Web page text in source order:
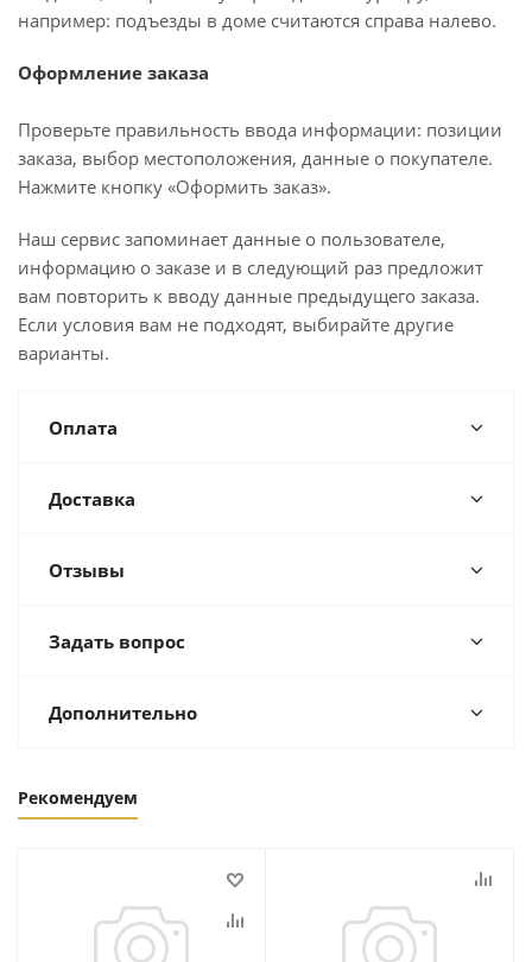
например: подъезды в доме считаются справа налево.
Оформление заказа
Проверьте правильность ввода информации: позиции
заказа, выбор местоположения, данные о покупателе.
Нажмите кнопку «Оформить заказ».
Наш сервис запоминает данные о пользователе,
информацию о заказе и в следующий раз предложит
вам повторить к вводу данные предыдущего заказа.
Если условия вам не подходят, выбирайте другие
варианты.
Оплата
Доставка
Отзывы
Задать вопрос
Дополнительно
Рекомендуем